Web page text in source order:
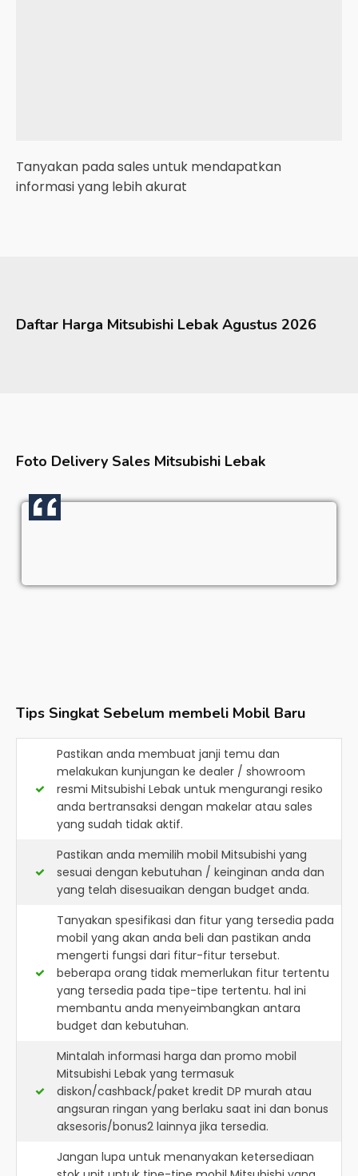
Tanyakan pada sales untuk mendapatkan
informasi yang lebih akurat
Daftar Harga Mitsubishi Lebak Agustus 2026
Foto Delivery Sales Mitsubishi Lebak
Tips Singkat Sebelum membeli Mobil Baru
Pastikan anda membuat janji temu dan
melakukan kunjungan ke dealer / showroom
resmi Mitsubishi Lebak untuk mengurangi resiko
anda bertransaksi dengan makelar atau sales
yang sudah tidak aktif.
Pastikan anda memilih mobil Mitsubishi yang
sesuai dengan kebutuhan / keinginan anda dan
yang telah disesuaikan dengan budget anda.
Tanyakan spesifikasi dan fitur yang tersedia pada
mobil yang akan anda beli dan pastikan anda
mengerti fungsi dari fitur-fitur tersebut.
beberapa orang tidak memerlukan fitur tertentu
yang tersedia pada tipe-tipe tertentu. hal ini
membantu anda menyeimbangkan antara
budget dan kebutuhan.
Mintalah informasi harga dan promo mobil
Mitsubishi Lebak yang termasuk
diskon/cashback/paket kredit DP murah atau
angsuran ringan yang berlaku saat ini dan bonus
aksesoris/bonus2 lainnya jika tersedia.
Jangan lupa untuk menanyakan ketersediaan